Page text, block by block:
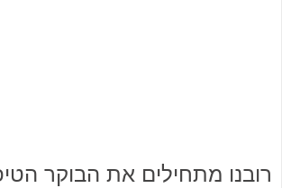
רובנו מתחילים את הבוקר